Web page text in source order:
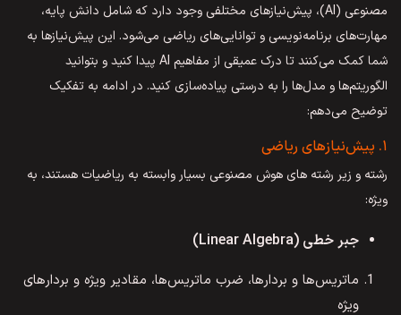
مصنوعی (AI)، پیش‌نیازهای مختلفی وجود دارد که شامل دانش پایه،
مهارت‌های برنامه‌نویسی و توانایی‌های ریاضی می‌شود. این پیش‌نیازها به
شما کمک می‌کنند تا درک عمیقی از مفاهیم AI پیدا کنید و بتوانید
الگوریتم‌ها و مدل‌ها را به درستی پیاده‌سازی کنید. در ادامه به تفکیک
توضیح می‌دهم:
۱. پیش‌نیازهای ریاضی
رشته و زیر رشته های هوش مصنوعی بسیار وابسته به ریاضیات هستند، به
ویژه:
جبر خطی (Linear Algebra)
ماتریس‌ها و بردارها، ضرب ماتریس‌ها، مقادیر ویژه و بردارهای
ویژه